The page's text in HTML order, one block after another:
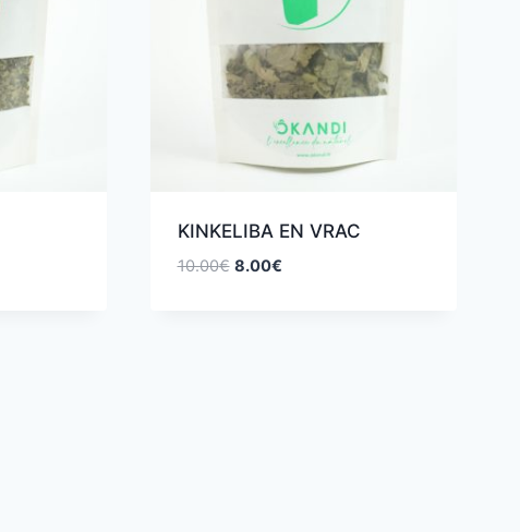
KINKELIBA EN VRAC
10.00€ 8.00€